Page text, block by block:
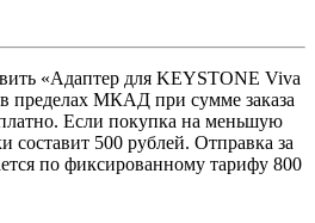
«Адаптер для KEYSTONE Viva
пределах МКАД при сумме заказа
Если покупка на меньшую
составит 500 рублей. Отправка за
по фиксированному тарифу 800